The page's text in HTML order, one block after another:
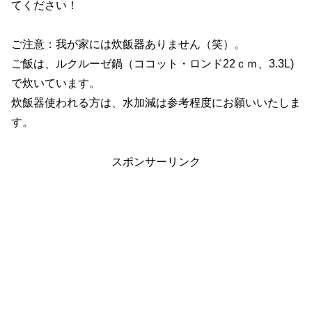
てください！
ご注意：我が家には炊飯器ありません（笑）。
ご飯は、ルクルーゼ鍋（ココット・ロンド22ｃｍ、3.3L)
で炊いています。
炊飯器使われる方は、水加減は参考程度にお願いいたしま
す。
スポンサーリンク